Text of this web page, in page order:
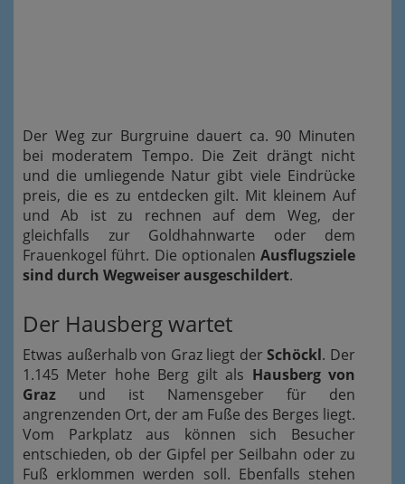
Der Weg zur Burgruine dauert ca. 90 Minuten
bei moderatem Tempo. Die Zeit drängt nicht
und die umliegende Natur gibt viele Eindrücke
preis, die es zu entdecken gilt. Mit kleinem Auf
und Ab ist zu rechnen auf dem Weg, der
gleichfalls zur Goldhahnwarte oder dem
Frauenkogel führt. Die optionalen Ausflugsziele
sind durch Wegweiser ausgeschildert.
Der Hausberg wartet
Etwas außerhalb von Graz liegt derSchöckl. Der
1.145 Meter hohe Berg gilt als Hausberg von
Graz und ist Namensgeber für den
angrenzenden Ort, der am Fuße des Berges liegt.
Vom Parkplatz aus können sich Besucher
entschieden, ob der Gipfel per Seilbahn oder zu
Fuß erklommen werden soll. Ebenfalls stehen